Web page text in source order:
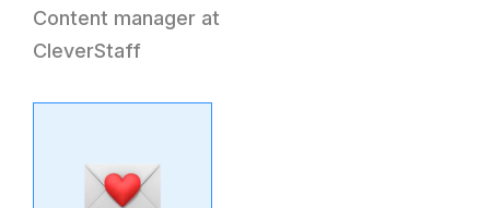
Content manager at
CleverStaff